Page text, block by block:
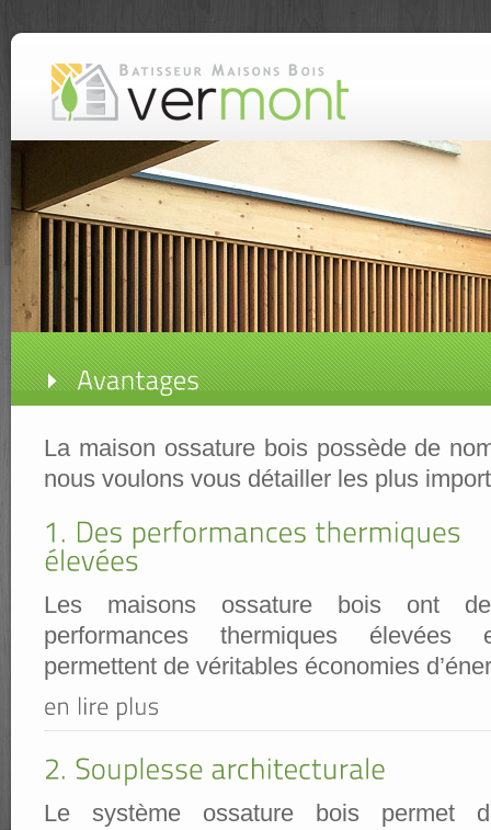
La maison ossature bois possède de
nous voulons vous détailler les plus
Les maisons ossature bois ont
performances thermiques élevées
permettent de véritables économies
Le système ossature bois permet